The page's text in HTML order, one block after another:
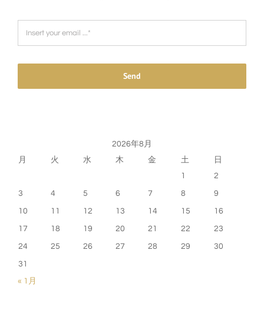
Send
2026年8月
月 火 水 木 金 土 日
1 2
3 4 5 6 7 8 9
10 11 12 13 14 15 16
17 18 19 20 21 22 23
24 25 26 27 28 29 30
31
« 1月